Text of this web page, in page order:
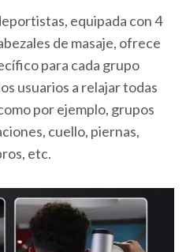
equipada con 4
de masaje, ofrece
para cada grupo
usuarios a relajar todas
por ejemplo, grupos
cuello, piernas,
etc.